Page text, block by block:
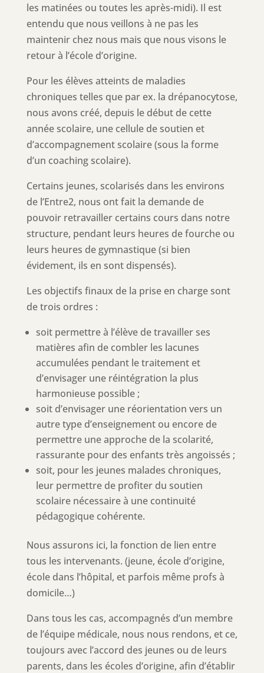
les matinées ou toutes les après-midi). Il est
entendu que nous veillons à ne pas les
maintenir chez nous mais que nous visons le
retour à l’école d’origine.
Pour les élèves atteints de maladies
chroniques telles que par ex. la drépanocytose,
nous avons créé, depuis le début de cette
année scolaire, une cellule de soutien et
d’accompagnement scolaire (sous la forme
d’un coaching scolaire).
Certains jeunes, scolarisés dans les environs
de l’Entre2, nous ont fait la demande de
pouvoir retravailler certains cours dans notre
structure, pendant leurs heures de fourche ou
leurs heures de gymnastique (si bien
évidement, ils en sont dispensés).
Les objectifs finaux de la prise en charge sont
de trois ordres :
soit permettre à l’élève de travailler ses
matières afin de combler les lacunes
accumulées pendant le traitement et
d’envisager une réintégration la plus
harmonieuse possible ;
soit d’envisager une réorientation vers un
autre type d’enseignement ou encore de
permettre une approche de la scolarité,
rassurante pour des enfants très angoissés ;
soit, pour les jeunes malades chroniques,
leur permettre de profiter du soutien
scolaire nécessaire à une continuité
pédagogique cohérente.
Nous assurons ici, la fonction de lien entre
tous les intervenants. (jeune, école d’origine,
école dans l’hôpital, et parfois même profs à
domicile…)
Dans tous les cas, accompagnés d’un membre
de l’équipe médicale, nous nous rendons, et ce,
toujours avec l’accord des jeunes ou de leurs
parents, dans les écoles d’origine, afin d’établir